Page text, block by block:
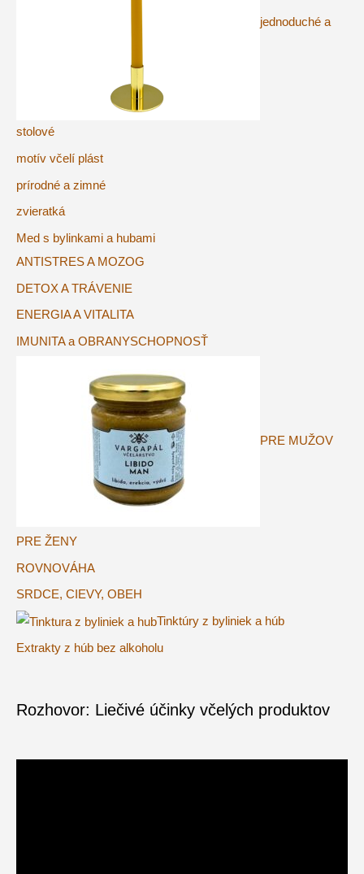
jednoduché a
stolové
motív včelí plást
prírodné a zimné
zvieratká
Med s bylinkami a hubami
ANTISTRES A MOZOG
DETOX A TRÁVENIE
ENERGIA A VITALITA
IMUNITA a OBRANYSCHOPNOSŤ
PRE MUŽOV
PRE ŽENY
ROVNOVÁHA
SRDCE, CIEVY, OBEH
Tinktúry z byliniek a húb
Extrakty z húb bez alkoholu
Rozhovor: Liečivé účinky včelých produktov